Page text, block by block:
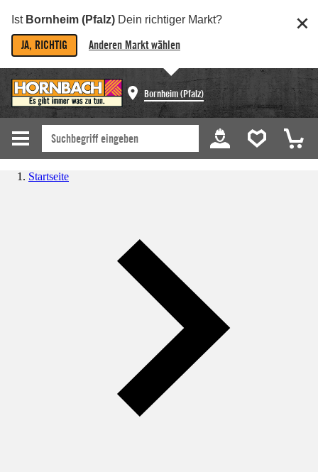
Ist Bornheim (Pfalz) Dein richtiger Markt?
JA, RICHTIG Anderen Markt wählen
Bornheim (Pfalz)
Startseite